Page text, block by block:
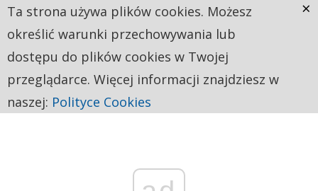
Ta strona używa plików cookies. Możesz
określić warunki przechowywania lub
dostępu do plików cookies w Twojej
przeglądarce. Więcej informacji znajdziesz w
naszej: Polityce Cookies
×